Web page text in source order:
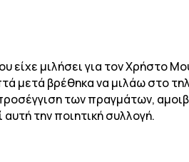
μιλήσει για τον Χρήστο
μετά βρέθηκα να μιλάω στο
των πραγμάτων,
την ποιητική συλλογή.